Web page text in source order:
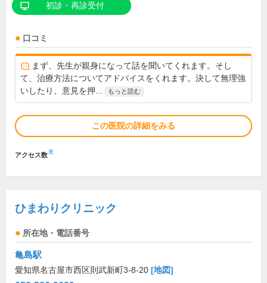
初診・再診受付
口コミ
まず、先生が親身になって話を聞いてくれます。そし
て、治療方法についてアドバイスをくれます。決して無理強
いしたり、意見を押...
もっと読む
この医院の詳細をみる
アクセス数※
ひまわりクリニック
所在地・電話番号
亀島駅
愛知県名古屋市西区則武新町3-8-20 [地図]